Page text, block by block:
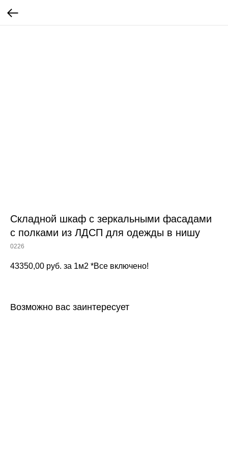
Складной шкаф с зеркальными фасадами
с полками из ЛДСП для одежды в нишу
0226
43350,00 руб. за 1м2 *Все включено!
Возможно вас заинтересует